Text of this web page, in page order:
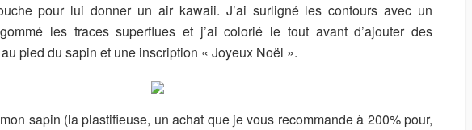
pour lui donner un air kawaii. J’ai surligné les contours avec un
les traces superflues et j’ai colorié le tout avant d’ajouter des
pied du sapin et une inscription « Joyeux Noël ».
sapin (la plastifieuse, un achat que je vous recommande à 200% pour,